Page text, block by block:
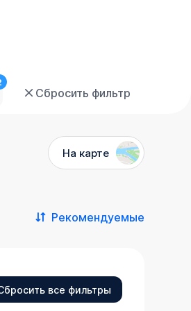
Сбросить фильтр
На карте
Рекомендуемые
все фильтры